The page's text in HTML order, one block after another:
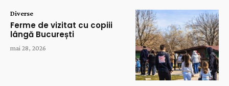
Diverse
Ferme de vizitat cu copiii
lângă București
mai 28, 2026